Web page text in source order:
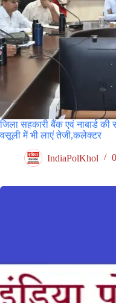
जिला सहकारी बैंक एवं नाबार्ड
वसूली में भी लाएं तेजी,कलेक्टर
IndiaPolKhol